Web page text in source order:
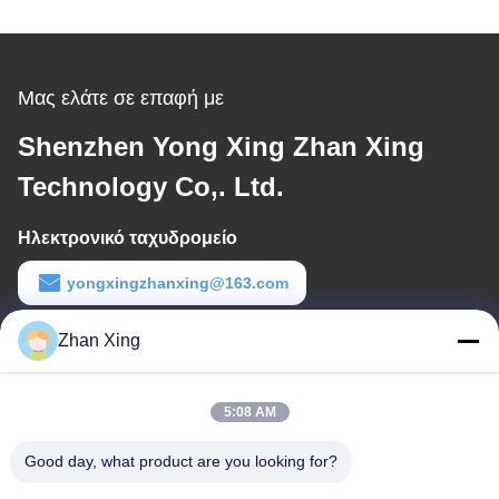
Μας ελάτε σε επαφή με
Shenzhen Yong Xing Zhan Xing
Technology Co,. Ltd.
Ηλεκτρονικό ταχυδρομείο
yongxingzhanxing@163.com
Εργασιακό χρόνο
8:00-20:00
Διεύθυνση
Zhan Xing
5:08 AM
Good day, what product are you looking for?